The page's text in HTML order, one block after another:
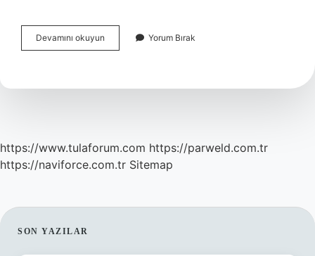
Devamını okuyun Dendrite
Ne
Yorum Bırak
https://www.tulaforum.com https://parweld.com.tr
https://naviforce.com.tr Sitemap
SIDEBAR
SON YAZILAR